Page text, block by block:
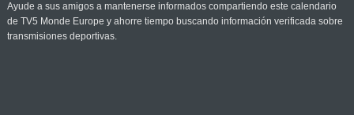
Ayude a sus amigos a mantenerse informados compartiendo este calendario
de TV5 Monde Europe y ahorre tiempo buscando información verificada sobre
transmisiones deportivas.